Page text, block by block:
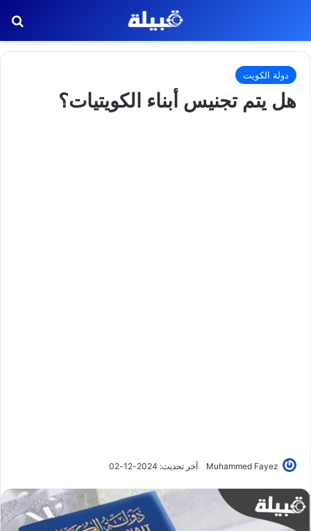
دولة الكويت
هل يتم تجنيس أبناء الكويتيات؟
Muhammed Fayez آخر تحديث: 2024-12-02